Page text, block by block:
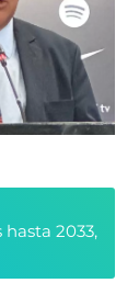
2033,